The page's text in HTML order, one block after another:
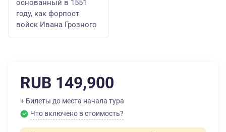
основанный в 1551
году, как форпост
войск Ивана Грозного
RUB 149,900
+ Билеты до места начала тура
Что включено в стоимость?